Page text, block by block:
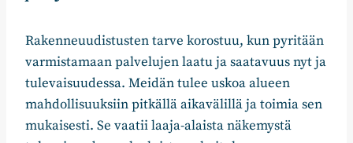
Rakenneuudistusten tarve korostuu, kun pyritään
varmistamaan palvelujen laatu ja saatavuus nyt ja
tulevaisuudessa. Meidän tulee uskoa alueen
mahdollisuuksiin pitkällä aikavälillä ja toimia sen
mukaisesti. Se vaatii laaja-alaista näkemystä